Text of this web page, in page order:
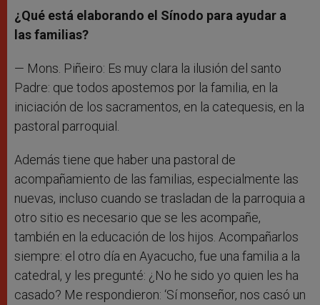
¿Qué está elaborando el Sínodo para ayudar a
las familias?
— Mons. Piñeiro: Es muy clara la ilusión del santo
Padre: que todos apostemos por la familia, en la
iniciación de los sacramentos, en la catequesis, en la
pastoral parroquial.
Además tiene que haber una pastoral de
acompañamiento de las familias, especialmente las
nuevas, incluso cuando se trasladan de la parroquia a
otro sitio es necesario que se les acompañe,
también en la educación de los hijos. Acompañarlos
siempre: el otro día en Ayacucho, fue una familia a la
catedral, y les pregunté: ¿No he sido yo quien les ha
casado? Me respondieron: ‘Sí monseñor, nos casó un